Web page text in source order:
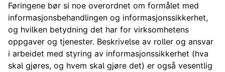
Føringene bør si noe overordnet om formålet med
informasjonsbehandlingen og informasjonssikkerhet,
og hvilken betydning det har for virksomhetens
oppgaver og tjenester. Beskrivelse av roller og ansvar
i arbeidet med styring av informasjonssikkerhet (hva
skal gjøres, og hvem skal gjøre det) er også vesentlig